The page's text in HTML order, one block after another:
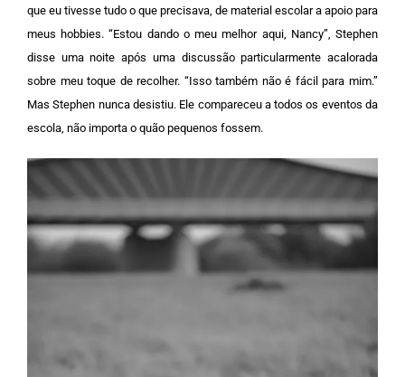
que eu tivesse tudo o que precisava, de material escolar a apoio para
meus hobbies.“Estou dando o meu melhor aqui, Nancy”, Stephen
disse uma noite após uma discussão particularmente acalorada
sobre meu toque de recolher. “Isso também não é fácil para mim.”
Mas Stephen nunca desistiu. Ele compareceu a todos os eventos da
escola, não importa o quão pequenos fossem.